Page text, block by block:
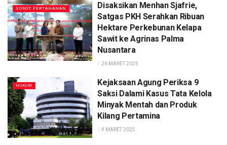
SOROT PERTAHANAN
Disaksikan Menhan Sjafrie,
Satgas PKH Serahkan Ribuan
Hektare Perkebunan Kelapa
Sawit ke Agrinas Palma
Nusantara
26 MARET 2025
HUKUM
Kejaksaan Agung Periksa 9
Saksi Dalami Kasus Tata Kelola
Minyak Mentah dan Produk
Kilang Pertamina
4 MARET 2025